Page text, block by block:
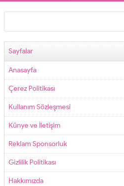
Sayfalar
Anasayfa
Çerez Politikası
Kullanım Sözleşmesi
Künye ve İletişim
Reklam Sponsorluk
Gizlilik Politikası
Hakkımızda